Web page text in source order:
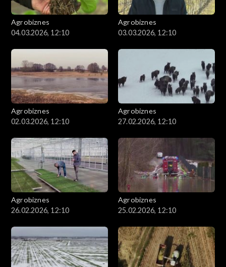
Agrobiznes
04.03.2026, 12:10
Agrobiznes
03.03.2026, 12:10
Agrobiznes
02.03.2026, 12:10
Agrobiznes
27.02.2026, 12:10
Agrobiznes
26.02.2026, 12:10
Agrobiznes
25.02.2026, 12:10